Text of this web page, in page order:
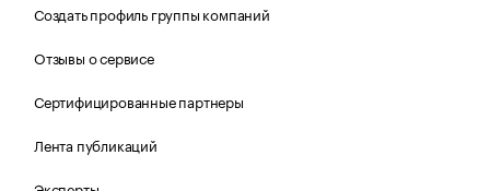
Создать профиль группы компаний
Отзывы о сервисе
Сертифицированные партнеры
Лента публикаций